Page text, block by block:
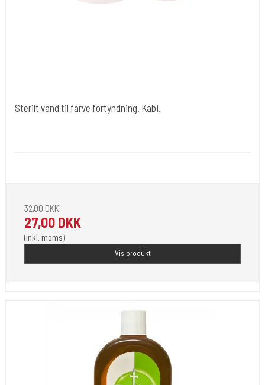
Sterilt vand til farve fortyndning. Kabi.
32,00 DKK
27,00 DKK
(inkl. moms)
Vis produkt